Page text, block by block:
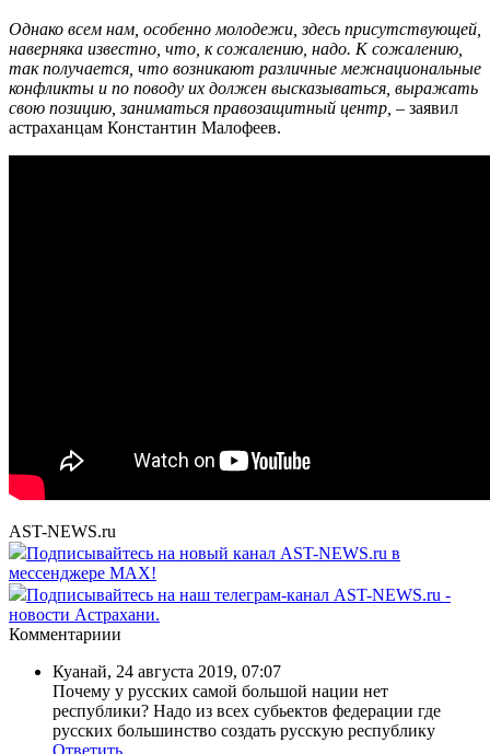
Однако всем нам, особенно молодежи, здесь присутствующей,
наверняка известно, что, к сожалению, надо. К сожалению,
так получается, что возникают различные межнациональные
конфликты и по поводу их должен высказываться, выражать
свою позицию, заниматься правозащитный центр, – заявил
астраханцам Константин Малофеев.
AST-NEWS.ru
Подписывайтесь на новый канал AST-NEWS.ru в
мессенджере MAX!
Подписывайтесь на наш телеграм-канал AST-NEWS.ru -
новости Астрахани.
Комментариии
Куанай, 24 августа 2019, 07:07
Почему у русских самой большой нации нет
республики? Надо из всех субьектов федерации где
русских большинство создать русскую республику
Ответить